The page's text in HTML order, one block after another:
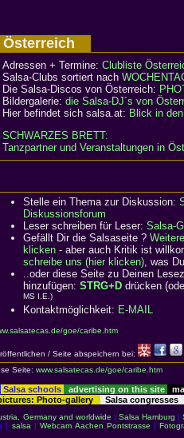
Österreich
Adressen + Termine: Clubliste
Salsa-Clubs sortiert nach
Die Salsa-Discos von Österreich:
Bildergalerie: die Salsa-DJ´s von
Hier befindet sich salsa.at: Blick in
SCHWARZES BRETT:
Tanzpartner und Veranstaltungen in
Stelle ein Thema zur Diskussion:
Diskussionsforum
Leser schreiben für Leser: Salsa-
Gefällt Dir die Salsaseite ?
klicken - aber auch Kritik ist
schreibe uns (hier klicken), was
..oder diese Seite zu Deinen
hinzufügen: STRG+D drücken
MS I.E.)
Kontaktmöglichkeit: E-MAIL
goe/caribe.htm
/ Seite abspeichern bei:
Seite: www.salsatecas.de/goe/caribe.htm
Salsa schools advertising on this site
Photo-gallery Salsa congresses
Germany and worldwide | Salsa Hamburg |
| salsa |Webcam Aachen Pontstrasse |